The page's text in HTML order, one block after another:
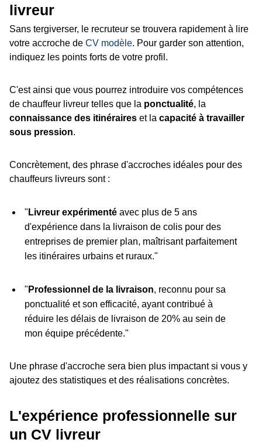
livreur
Sans tergiverser, le recruteur se trouvera rapidement à lire
votre accroche de CV modèle. Pour garder son attention,
indiquez les points forts de votre profil.
C'est ainsi que vous pourrez introduire vos compétences
de chauffeur livreur telles que la ponctualité, la
connaissance des itinéraires et la capacité à travailler
sous pression.
Concrètement, des phrase d'accroches idéales pour des
chauffeurs livreurs sont :
" Livreur expérimentéavec plus de 5 ans
d'expérience dans la livraison de colis pour des
entreprises de premier plan, maîtrisant parfaitement
les itinéraires urbains et ruraux."
" Professionnel de la livraison, reconnu pour sa
ponctualité et son efficacité, ayant contribué à
réduire les délais de livraison de 20% au sein de
mon équipe précédente."
Une phrase d'accroche sera bien plus impactant si vous y
ajoutez des statistiques et des réalisations concrètes.
L'expérience professionnelle sur
un CV livreur